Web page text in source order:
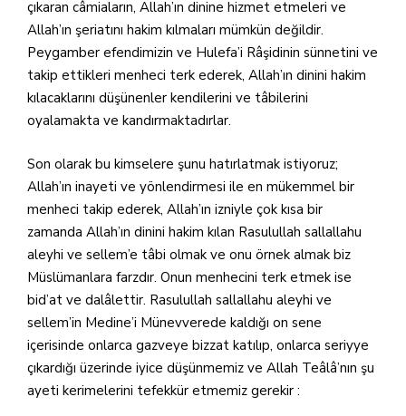
çıkaran câmiaların, Allah’ın dinine hizmet etmeleri ve
Allah’ın şeriatını hakim kılmaları mümkün değildir.
Peygamber efendimizin ve Hulefa’i Râşidinin sünnetini ve
takip ettikleri menheci terk ederek, Allah’ın dinini hakim
kılacaklarını düşünenler kendilerini ve tâbilerini
oyalamakta ve kandırmaktadırlar.
Son olarak bu kimselere şunu hatırlatmak istiyoruz;
Allah’ın inayeti ve yönlendirmesi ile en mükemmel bir
menheci takip ederek, Allah’ın izniyle çok kısa bir
zamanda Allah’ın dinini hakim kılan Rasulullah sallallahu
aleyhi ve sellem’e tâbi olmak ve onu örnek almak biz
Müslümanlara farzdır. Onun menhecini terk etmek ise
bid’at ve dalâlettir. Rasulullah sallallahu aleyhi ve
sellem’in Medine’i Münevverede kaldığı on sene
içerisinde onlarca gazveye bizzat katılıp, onlarca seriyye
çıkardığı üzerinde iyice düşünmemiz ve Allah Teâlâ’nın şu
ayeti kerimelerini tefekkür etmemiz gerekir :